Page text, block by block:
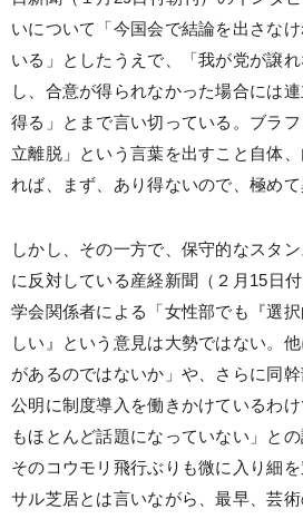
いについて「今国会で結論を出さな
いる」としたうえで、「我が党が譲
し、合意が得られなかった場合には
得る」とまで言い切っている。ブラ
立離脱」という言葉を出すこと自体
れば、まず、あり得ないので、極めて
しかし、その一方で、保守的なスタ
に反対している産経新聞（２月15日
学会関係者による「女性部でも『選
しい』という意見は大勢ではない。
があるのではないか」や、さらに同
公明に制度導入を働きかけているわ
もほとんど話題になっていない」との
そのコウモリ飛行ぶりも微に入り細を
サル芝居とは言いながら、最早、芸術